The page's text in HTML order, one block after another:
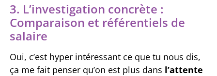
3. L’investigation concrète :
Comparaison et référentiels de
salaire
Oui, c’est hyper intéressant ce que tu nous dis,
ça me fait penser qu’on est plus dans l’attente